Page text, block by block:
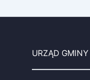
URZĄD